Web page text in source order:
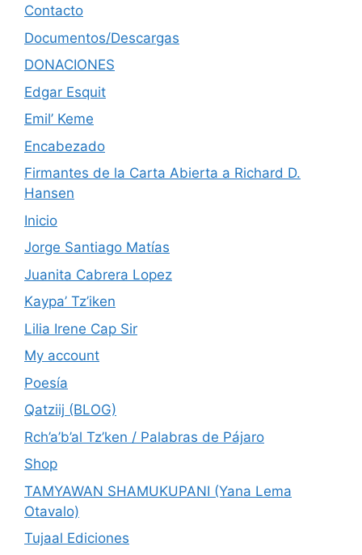
Contacto
Documentos/Descargas
DONACIONES
Edgar Esquit
Emil’ Keme
Encabezado
Firmantes de la Carta Abierta a Richard D.
Hansen
Inicio
Jorge Santiago Matías
Juanita Cabrera Lopez
Kaypa’ Tz’iken
Lilia Irene Cap Sir
My account
Poesía
Qatziij (BLOG)
Rch’a’b’al Tz’ken / Palabras de Pájaro
Shop
TAMYAWAN SHAMUKUPANI (Yana Lema
Otavalo)
Tujaal Ediciones